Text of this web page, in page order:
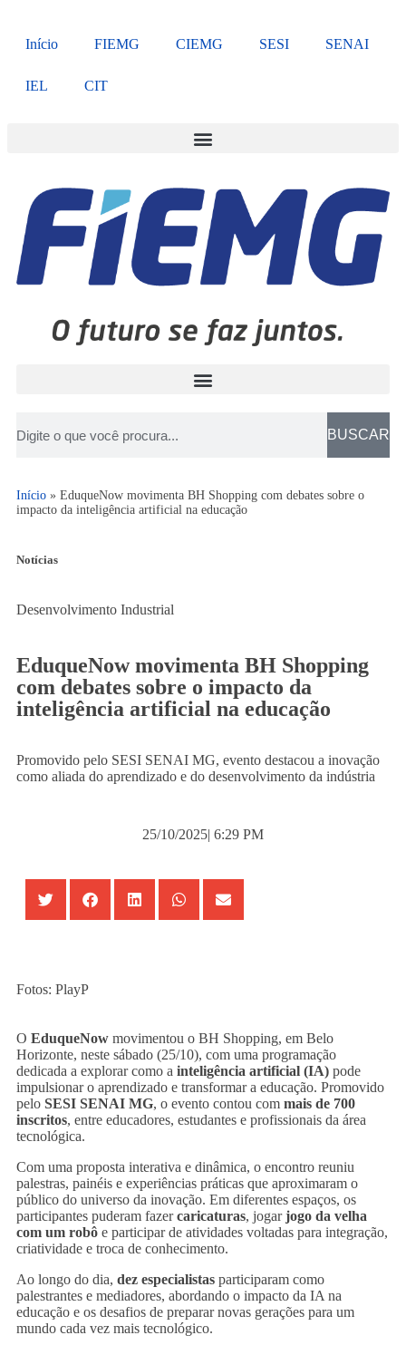
Início FIEMG CIEMG SESI SENAI
IEL CIT
BUSCAR
Início » EduqueNow movimenta BH Shopping com debates sobre o
impacto da inteligência artificial na educação
Notícias
Desenvolvimento Industrial
EduqueNow movimenta BH Shopping
com debates sobre o impacto da
inteligência artificial na educação
Promovido pelo SESI SENAI MG, evento destacou a inovação
como aliada do aprendizado e do desenvolvimento da indústria
25/10/2025| 6:29 PM
Fotos: PlayP
O EduqueNow movimentou o BH Shopping, em Belo
Horizonte, neste sábado (25/10), com uma programação
dedicada a explorar como a inteligência artificial (IA) pode
impulsionar o aprendizado e transformar a educação. Promovido
pelo SESI SENAI MG, o evento contou com mais de 700
inscritos, entre educadores, estudantes e profissionais da área
tecnológica.
Com uma proposta interativa e dinâmica, o encontro reuniu
palestras, painéis e experiências práticas que aproximaram o
público do universo da inovação. Em diferentes espaços, os
participantes puderam fazercaricaturas, jogarjogo da velha
com um robô e participar de atividades voltadas para integração,
criatividade e troca de conhecimento.
Ao longo do dia, dez especialistas participaram como
palestrantes e mediadores, abordando o impacto da IA na
educação e os desafios de preparar novas gerações para um
mundo cada vez mais tecnológico.